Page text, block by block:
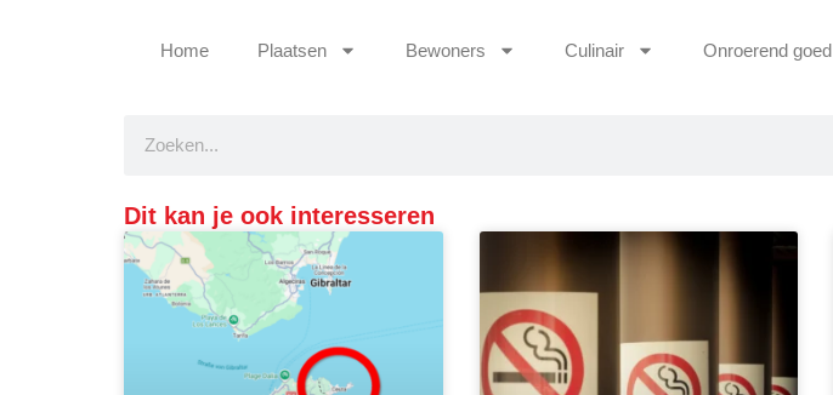
Home Plaatsen Bewoners Culinair Onroerend goed
Dit kan je ook interesseren